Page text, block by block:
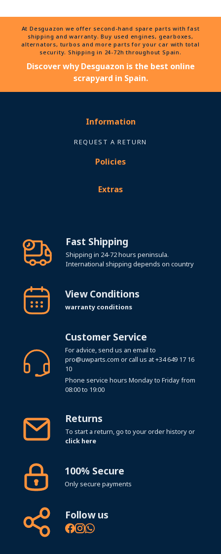
At Desguazon we offer second-hand spare parts with fast
shipping and warranty. Buy used engines, gearboxes,
alternators, turbos and more parts for your car with total
security. Shipping in 24-72h throughout Spain.
Discover why Desguazon is the best online
scrapyard in Spain.
Information
REQUEST A RETURN
Policies
Extras
Fast Shipping
Shipping in 24-72 hours peninsula.
International shipping depends on country
View Conditions
warranty conditions
Customer Service
For advice, send us an email to
pro@uwparts.com or call us at+34 649 17 16
10
Phone service hours Monday to Friday from
08:00 to 19:00
Returns
To start a return, go to your order history or
click here
100% Secure
Only secure payments
Follow us